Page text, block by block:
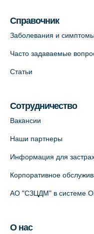
+7 (812) 660-73-69
На карте
На карте
Лабораторный
партнёр)
+7 (812) 498-10-30
шоссе, д.26, к.6.
Справочник
Заболевания и
Часто задаваемые
Статьи
Сотрудничество
Вакансии
Наши партнеры
Информация для
Корпоративное
АО "СЗЦДМ" в системе
О нас